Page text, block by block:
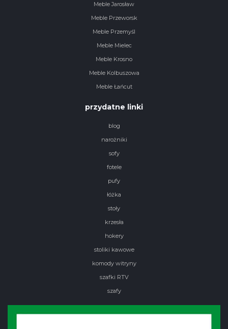
Meble Jarosław
Meble Przeworsk
Meble Przemyśl
Meble Mielec
Meble Krosno
Meble Kolbuszowa
Meble Łańcut
przydatne linki
blog
narożniki
sofy
fotele
pufy
łóżka
stoły
krzesła
hokery
stoliki kawowe
komody witryny
szafki RTV
szafy